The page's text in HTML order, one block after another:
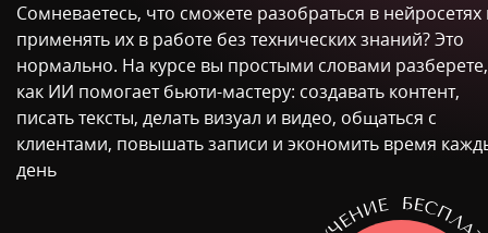
Сомневаетесь, что сможете разобраться в нейросетях
применять их в работе без технических знаний? Это
нормально. На курсе вы простыми словами разберете,
как ИИ помогает бьюти-мастеру: создавать контент,
писать тексты, делать визуал и видео, общаться с
клиентами, повышать записи и экономить время
день